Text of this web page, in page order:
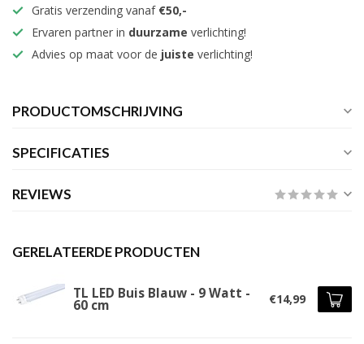
Gratis verzending vanaf €50,-
Ervaren partner in duurzame verlichting!
Advies op maat voor de juiste verlichting!
PRODUCTOMSCHRIJVING
SPECIFICATIES
REVIEWS
GERELATEERDE PRODUCTEN
TL LED Buis Blauw - 9 Watt -
60 cm €14,99